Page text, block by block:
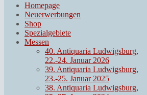
Homepage
Neuerwerbungen
Shop
Spezialgebiete
Messen
40. Antiquaria Ludwigsburg,
22.-24. Januar 2026
39. Antiquaria Ludwigsburg,
23.-25. Januar 2025
38. Antiquaria Ludwigsburg,